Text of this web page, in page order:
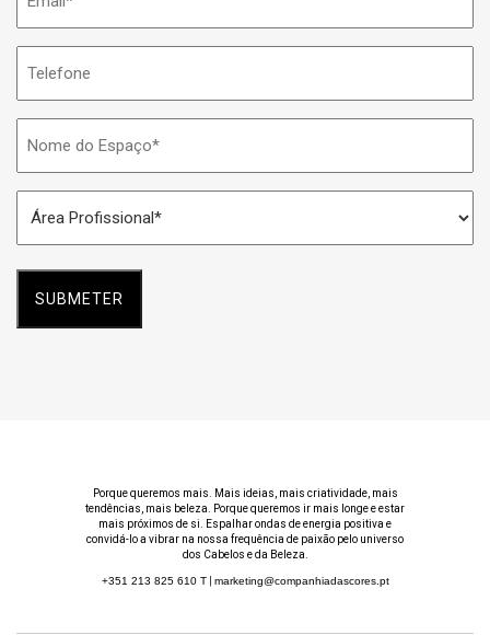
do
Espaço
Profissional
*
Porque queremos mais. Mais ideias, mais criatividade, mais
tendências, mais beleza. Porque queremos ir mais longe e estar
mais próximos de si. Espalhar ondas de energia positiva e
convidá-lo a vibrar na nossa frequência de paixão pelo universo
dos Cabelos e da Beleza.
+351 213 825 610 T| marketing@companhiadascores.pt